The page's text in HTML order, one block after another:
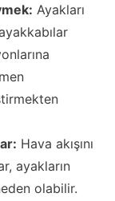
Ayakları
Hava akışını
ayakların
olabilir.